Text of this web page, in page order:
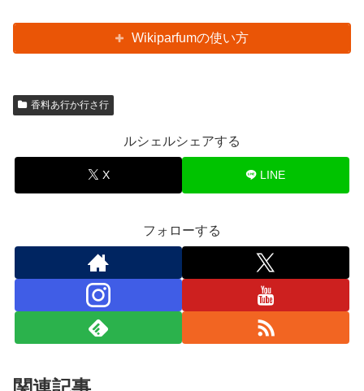
Wikiparfumの使い方
香料あ行か行さ行
ルシェルシェアする
X LINE
フォローする